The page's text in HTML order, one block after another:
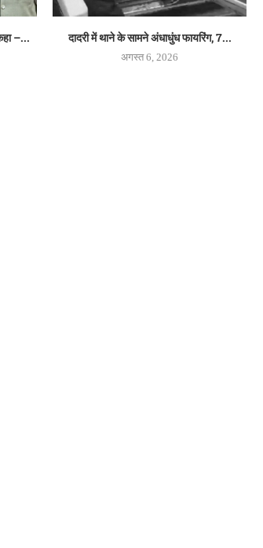
–... दादरी में थाने के सामने अंधाधुंध फायरिंग, 7...
अगस्त 6, 2026